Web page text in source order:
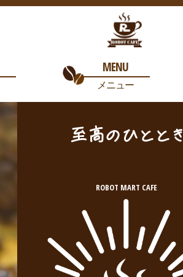
MENU
メニュー
至高のひととき
ROBOT MART CAFE